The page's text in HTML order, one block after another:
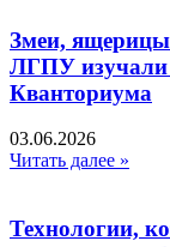
Змеи, ящерицы
ЛГПУ изучали
Кванториума
03.06.2026
Читать далее »
Технологии,